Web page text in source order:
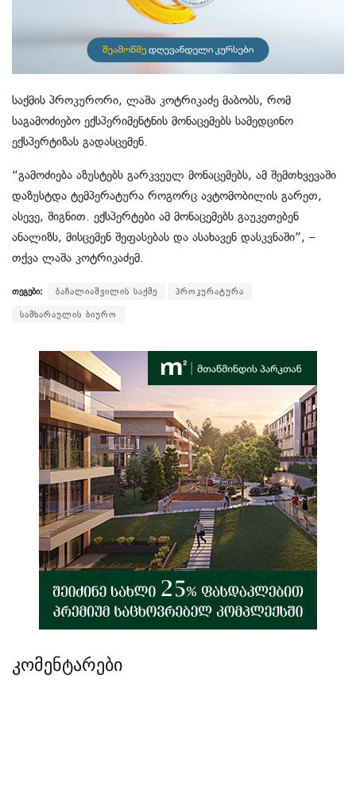
საქმის პროკურორი, ლაშა კოტრიკაძე მაბობს, რომ
საგამოძიებო ექსპერიმენტნის მონაცემებს სამედცინო
ექსპერტიზას გადასცემენ.
“გამოძიება აზუსტებს გარკვეულ მონაცემებს, ამ შემთხვევაში
დაზუსტდა ტემპერატურა როგორც ავტომობილის გარეთ,
ასევე, შიგნით. ექსპერტები ამ მონაცემებს გაუკეთებენ
ანალიზს, მისცემენ შეფასებას და ასახავენ დასკვნაში”, –
თქვა ლაშა კოტრიკაძემ.
თეგები: ბაჩალიაშვილის საქმე პროკურატურა
სამხარაულის ბიურო
კომენტარები